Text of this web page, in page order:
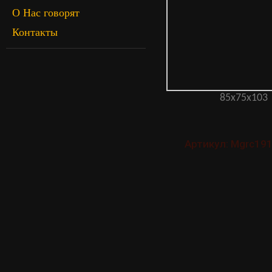
О Нас говорят
Контакты
85х75х103
Артикул: Mgrc191